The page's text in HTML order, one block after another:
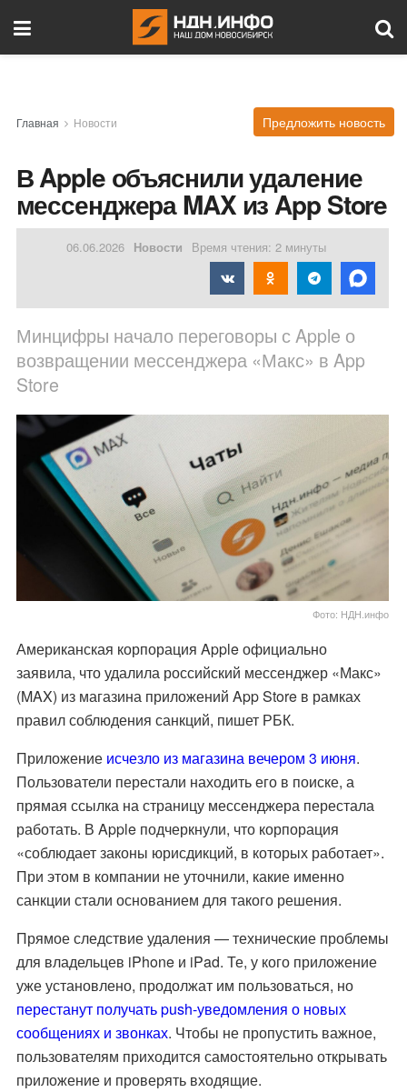
Главная Новости Предложить новость
В Apple объяснили удаление
мессенджера MAX из App Store
06.06.2026 Новости Время чтения: 2 минуты
Минцифры начало переговоры с Apple о
возвращении мессенджера «Макс» в App
Store
Фото: НДН.инфо
Американская корпорация Apple официально
заявила, что удалила российский мессенджер «Макс»
(MAX) из магазина приложений App Store в рамках
правил соблюдения санкций, пишет РБК.
Приложение исчезло из магазина вечером 3 июня.
Пользователи перестали находить его в поиске, а
прямая ссылка на страницу мессенджера перестала
работать. В Apple подчеркнули, что корпорация
«соблюдает законы юрисдикций, в которых работает».
При этом в компании не уточнили, какие именно
санкции стали основанием для такого решения.
Прямое следствие удаления — технические проблемы
для владельцев iPhone и iPad. Те, у кого приложение
уже установлено, продолжат им пользоваться, но
перестанут получать push-уведомления о новых
сообщениях и звонках. Чтобы не пропустить важное,
пользователям приходится самостоятельно открывать
приложение и проверять входящие.